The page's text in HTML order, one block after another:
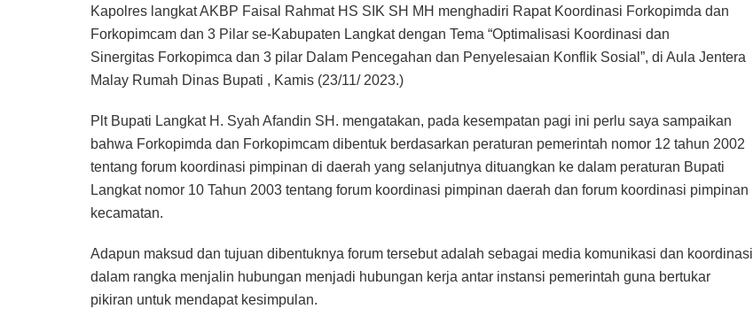
Kapolres langkat AKBP Faisal Rahmat HS SIK SH MH menghadiri Rapat Koordinasi Forkopimda dan
Forkopimcam dan 3 Pilar se-Kabupaten Langkat dengan Tema “Optimalisasi Koordinasi dan
Sinergitas Forkopimca dan 3 pilar Dalam Pencegahan dan Penyelesaian Konflik Sosial”, di Aula Jentera
Malay Rumah Dinas Bupati , Kamis (23/11/ 2023.)
Plt Bupati Langkat H. Syah Afandin SH. mengatakan, pada kesempatan pagi ini perlu saya sampaikan
bahwa Forkopimda dan Forkopimcam dibentuk berdasarkan peraturan pemerintah nomor 12 tahun 2002
tentang forum koordinasi pimpinan di daerah yang selanjutnya dituangkan ke dalam peraturan Bupati
Langkat nomor 10 Tahun 2003 tentang forum koordinasi pimpinan daerah dan forum koordinasi pimpinan
kecamatan.
Adapun maksud dan tujuan dibentuknya forum tersebut adalah sebagai media komunikasi dan koordinasi
dalam rangka menjalin hubungan menjadi hubungan kerja antar instansi pemerintah guna bertukar
pikiran untuk mendapat kesimpulan.